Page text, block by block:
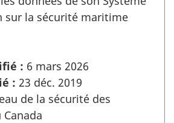
la sécurité maritime
: 6 mars 2026
: 23 déc. 2019
de la sécurité des